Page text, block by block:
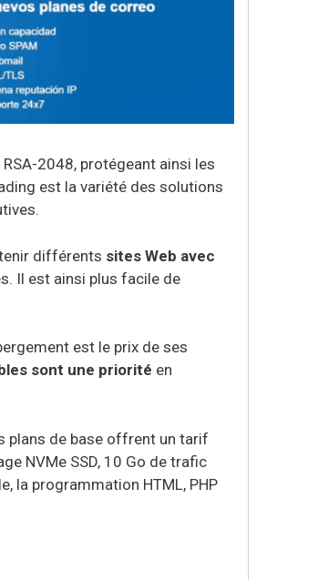
2048, protégeant ainsi les
est la variété des solutions
différents sites Web avec
Il est ainsi plus facile de
est le prix de ses
sont une priorité en
plans de base offrent un tarif
NVMe SSD, 10 Go de trafic
la programmation HTML, PHP